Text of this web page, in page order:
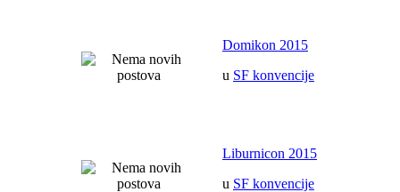
Domikon 2015
u SF konvencije
Liburnicon 2015
u SF konvencije